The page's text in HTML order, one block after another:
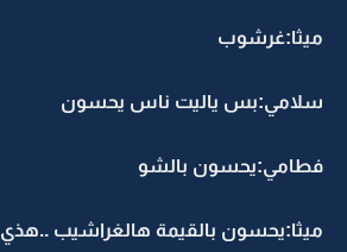
ميثا:غرشوب
سلامي:بس ياليت ناس يحسون
فطامي:يحسون بالشو
ميثا:يحسون بالقيمة هالغراشيب ..هذي